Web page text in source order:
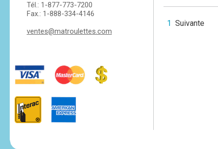
Tél.: 1-877-773-7200
Fax.: 1-888-334-4146
ventes@matroulettes.com
1 Suivante